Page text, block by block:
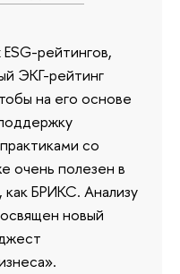
рейтингов,
ЭКГ-рейтинг
на его основе
со
очень полезен в
БРИКС. Анализу
новый